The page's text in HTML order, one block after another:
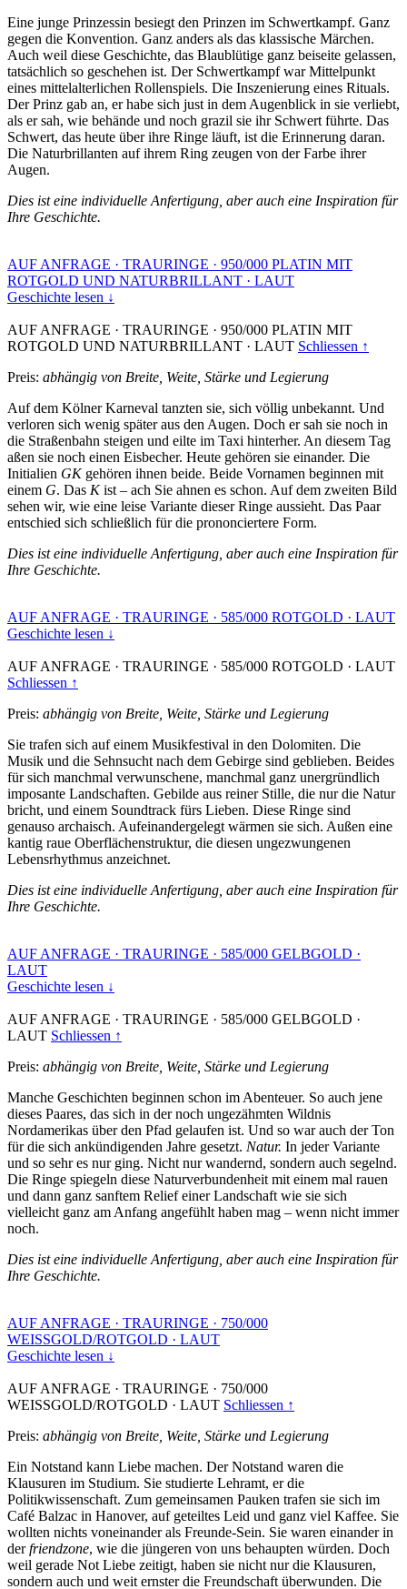
Eine junge Prinzessin besiegt den Prinzen im Schwertkampf. Ganz
gegen die Konvention. Ganz anders als das klassische Märchen.
Auch weil diese Geschichte, das Blaublütige ganz beiseite gelassen,
tatsächlich so geschehen ist. Der Schwertkampf war Mittelpunkt
eines mittelalterlichen Rollenspiels. Die Inszenierung eines Rituals.
Der Prinz gab an, er habe sich just in dem Augenblick in sie verliebt,
als er sah, wie behände und noch grazil sie ihr Schwert führte. Das
Schwert, das heute über ihre Ringe läuft, ist die Erinnerung daran.
Die Naturbrillanten auf ihrem Ring zeugen von der Farbe ihrer
Augen.
Dies ist eine individuelle Anfertigung, aber auch eine Inspiration für
Ihre Geschichte.
AUF ANFRAGE · TRAURINGE · 950/000 PLATIN MIT
ROTGOLD UND NATURBRILLANT · LAUT
Geschichte lesen ↓
AUF ANFRAGE · TRAURINGE · 950/000 PLATIN MIT
ROTGOLD UND NATURBRILLANT · LAUT Schliessen ↑
Preis: abhängig von Breite, Weite, Stärke und Legierung
Auf dem Kölner Karneval tanzten sie, sich völlig unbekannt. Und
verloren sich wenig später aus den Augen. Doch er sah sie noch in
die Straßenbahn steigen und eilte im Taxi hinterher. An diesem Tag
aßen sie noch einen Eisbecher. Heute gehören sie einander. Die
Initialien GKgehören ihnen beide. Beide Vornamen beginnen mit
einem G. Das Kist – ach Sie ahnen es schon. Auf dem zweiten Bild
sehen wir, wie eine leise Variante dieser Ringe aussieht. Das Paar
entschied sich schließlich für die prononciertere Form.
Dies ist eine individuelle Anfertigung, aber auch eine Inspiration für
Ihre Geschichte.
AUF ANFRAGE · TRAURINGE · 585/000 ROTGOLD · LAUT
Geschichte lesen ↓
AUF ANFRAGE · TRAURINGE · 585/000 ROTGOLD · LAUT
Schliessen ↑
Preis: abhängig von Breite, Weite, Stärke und Legierung
Sie trafen sich auf einem Musikfestival in den Dolomiten. Die
Musik und die Sehnsucht nach dem Gebirge sind geblieben. Beides
für sich manchmal verwunschene, manchmal ganz unergründlich
imposante Landschaften. Gebilde aus reiner Stille, die nur die Natur
bricht, und einem Soundtrack fürs Lieben. Diese Ringe sind
genauso archaisch. Aufeinandergelegt wärmen sie sich. Außen eine
kantig raue Oberflächenstruktur, die diesen ungezwungenen
Lebensrhythmus anzeichnet.
Dies ist eine individuelle Anfertigung, aber auch eine Inspiration für
Ihre Geschichte.
AUF ANFRAGE · TRAURINGE · 585/000 GELBGOLD ·
LAUT
Geschichte lesen ↓
AUF ANFRAGE · TRAURINGE · 585/000 GELBGOLD ·
LAUT Schliessen ↑
Preis: abhängig von Breite, Weite, Stärke und Legierung
Manche Geschichten beginnen schon im Abenteuer. So auch jene
dieses Paares, das sich in der noch ungezähmten Wildnis
Nordamerikas über den Pfad gelaufen ist. Und so war auch der Ton
für die sich ankündigenden Jahre gesetzt. Natur. In jeder Variante
und so sehr es nur ging. Nicht nur wandernd, sondern auch segelnd.
Die Ringe spiegeln diese Naturverbundenheit mit einem mal rauen
und dann ganz sanftem Relief einer Landschaft wie sie sich
vielleicht ganz am Anfang angefühlt haben mag – wenn nicht immer
noch.
Dies ist eine individuelle Anfertigung, aber auch eine Inspiration für
Ihre Geschichte.
AUF ANFRAGE · TRAURINGE · 750/000
WEISSGOLD/ROTGOLD · LAUT
Geschichte lesen ↓
AUF ANFRAGE · TRAURINGE · 750/000
WEISSGOLD/ROTGOLD · LAUT Schliessen ↑
Preis: abhängig von Breite, Weite, Stärke und Legierung
Ein Notstand kann Liebe machen. Der Notstand waren die
Klausuren im Studium. Sie studierte Lehramt, er die
Politikwissenschaft. Zum gemeinsamen Pauken trafen sie sich im
Café Balzac in Hanover, auf geteiltes Leid und ganz viel Kaffee. Sie
wollten nichts voneinander als Freunde-Sein. Sie waren einander in
derfriendzone, wie die jüngeren von uns behaupten würden. Doch
weil gerade Not Liebe zeitigt, haben sie nicht nur die Klausuren,
sondern auch und weit ernster die Freundschaft überwunden. Die